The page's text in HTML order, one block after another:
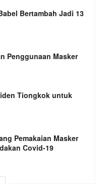
Bertambah Jadi 13
Penggunaan Masker
Tiongkok untuk
Pemakaian Masker
Covid-19